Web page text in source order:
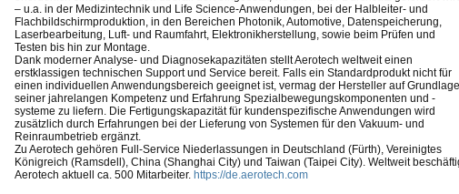
– u.a. in der Medizintechnik und Life Science-Anwendungen, bei der Halbleiter- und
Flachbildschirmproduktion, in den Bereichen Photonik, Automotive, Datenspeicherung,
Laserbearbeitung, Luft- und Raumfahrt, Elektronikherstellung, sowie beim Prüfen und
Testen bis hin zur Montage.
Dank moderner Analyse- und Diagnosekapazitäten stellt Aerotech weltweit einen
erstklassigen technischen Support und Service bereit. Falls ein Standardprodukt nicht für
einen individuellen Anwendungsbereich geeignet ist, vermag der Hersteller auf Grundlage
seiner jahrelangen Kompetenz und Erfahrung Spezialbewegungskomponenten und -
systeme zu liefern. Die Fertigungskapazität für kundenspezifische Anwendungen wird
zusätzlich durch Erfahrungen bei der Lieferung von Systemen für den Vakuum- und
Reinraumbetrieb ergänzt.
Zu Aerotech gehören Full-Service Niederlassungen in Deutschland (Fürth), Vereinigtes
Königreich (Ramsdell), China (Shanghai City) und Taiwan (Taipei City). Weltweit
Aerotech aktuell ca. 500 Mitarbeiter. https://de.aerotech.com